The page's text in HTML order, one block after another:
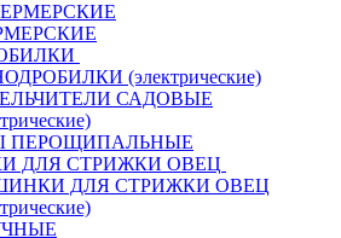
(электрические)
САДОВЫЕ
ДЛЯ СТРИЖКИ ОВЕЦ
ДЛЯ СТРИЖКИ ОВЕЦ